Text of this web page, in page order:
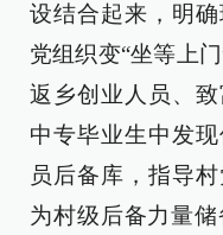
设结合起来，明
党组织变“坐等上
返乡创业人员、
中专毕业生中发
员后备库，指导
为村级后备力量